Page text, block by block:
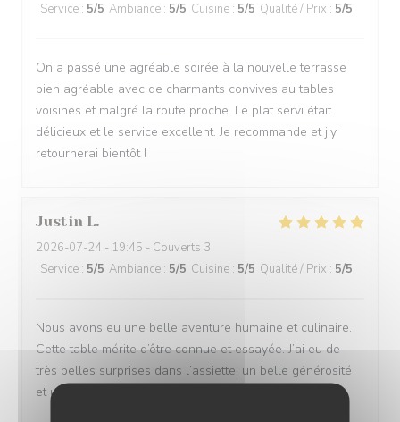
Service : 5/5 Ambiance : 5/5 Cuisine : 5/5 Qualité / Prix : 5/5
On a passé une agréable soirée à la nouvelle terrasse
bien agréable avec de charmants convives au tables
voisines et malgré la route proche. Le plat servi était
délicieux et le service excellent. Je recommande et j'y
retournerai bientôt !
Justin L
2026-07-24 - 19:45 - Couverts 3
Service : 5/5 Ambiance : 5/5 Cuisine : 5/5 Qualité / Prix : 5/5
Nous avons eu une belle aventure humaine et culinaire.
Cette table mérite d’être connue et essayée. J’ai eu de
très belles surprises dans l’assiette, un belle générosité
et un service attentionné Merci à l’équipe en salle